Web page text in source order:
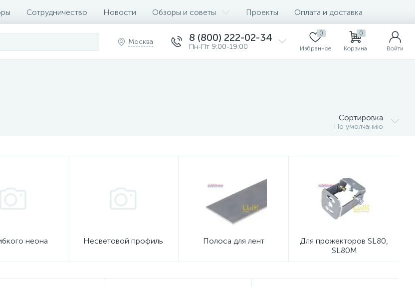
Сотрудничество Новости Обзоры и советы Проекты Оплата и доставка
Москва 8 (800) 222-02-34
Пн-Пт 9:00-19:00
0
Избранное
0
Корзина Войти
Сортировка
По умолчанию
неона Несветовой профиль Полоса для лент
Для прожекторов SL80,
SL80M